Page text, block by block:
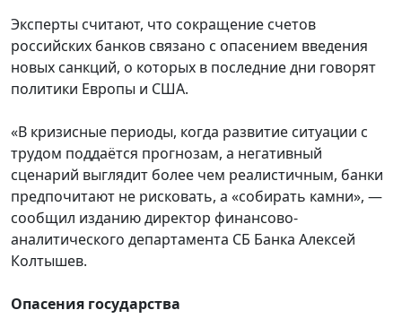
Эксперты считают, что сокращение счетов
российских банков связано с опасением введения
новых санкций, о которых в последние дни говорят
политики Европы и США.
«В кризисные периоды, когда развитие ситуации с
трудом поддаётся прогнозам, а негативный
сценарий выглядит более чем реалистичным, банки
предпочитают не рисковать, а «собирать камни», —
сообщил изданию директор финансово-
аналитического департамента СБ Банка Алексей
Колтышев.
Опасения государства